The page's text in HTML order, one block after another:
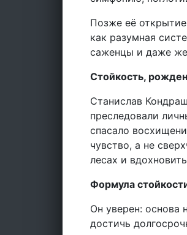
Позже её
как разумная
саженцы и даже
Стойкость,
Станислав
преследовали
спасало
чувство, а не
лесах и
Формула
Он уверен: основа
достичь